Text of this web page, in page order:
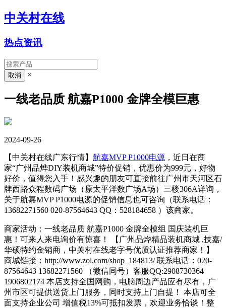
中关村在线
热点资讯
×
一线老品质 航嘉P1000 金牌全模巨惠
2024-09-26
【中关村在线广东行情】 航嘉MVP P1000电源 ，近日在商
家“广州品烨DIY装机商城”特价促销，优惠价为999元，好物
好价，值得您入手！感兴趣的朋友可直接前往广州市天河区石
牌西路众程数码广场（原太平洋数广场A场）三楼306A详询，
关于航嘉MVP P1000电源的促销信息也可咨询（联系电话：
13682271560 020-87564643 QQ：528184658 ）该商家。
商家活动：一线老品质 航嘉P1000 金牌全模组 国庆装机巨
惠！可来人来电询价有惊喜！ 【广州品烨精品装机商城 ,技嘉/
华硕特约金销商，中关村在线老字号优质认证推荐商家！】
商城链接：http://www.zol.com/shop_184813/ 联系电话：020-
87564643 13682271560 （微信同号）客服QQ:2908730364
1906802174 本店支持全国网购，电脑周边产品应有尽有，广
州市区可提供送货上门服务，同时支持上门自提！ 本店可全
面支持企业公司 增值税13%可抵扣发票，欢迎业务恰谈！整